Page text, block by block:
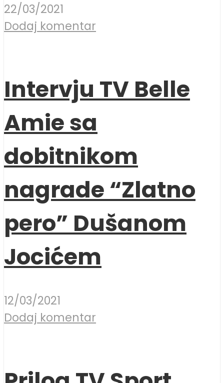
22/03/2021
Dodaj komentar
Intervju TV Belle
Amie sa
dobitnikom
nagrade “Zlatno
pero” Dušanom
Jocićem
12/03/2021
Dodaj komentar